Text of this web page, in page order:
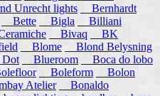
Unrecht lights
Bernhardt
Bette Bigla
Billiani
Bivaq
BK
Blome Blond Belysning
Blueroom
Boca do lobo
Boleform
Bolon
Atelier
Bonaldo